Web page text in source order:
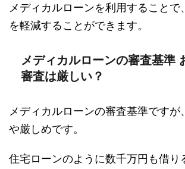
メディカルローンを利用することで
を軽減することができます。
メディカルローンの審査基準
審査は厳しい？
メディカルローンの審査基準ですが
や厳しめです。
住宅ローンのように数千万円も借り